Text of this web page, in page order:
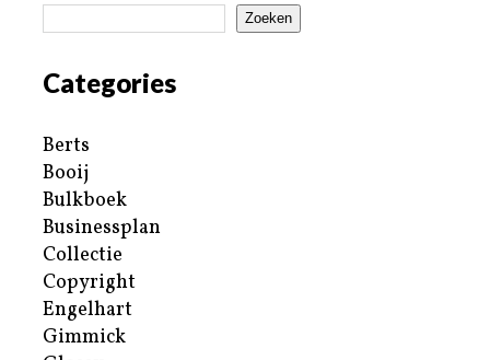
Zoeken
Categories
Berts
Booij
Bulkboek
Businessplan
Collectie
Copyright
Engelhart
Gimmick